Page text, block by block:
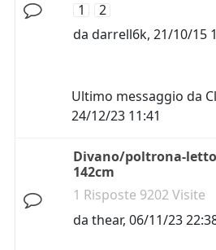
1
2
da darrell6k, 21/10/15
Ultimo messaggio da
24/12/23 11:41
Divano/poltrona-
142cm
1 Risposte 9202 Visite
da thear, 06/11/23